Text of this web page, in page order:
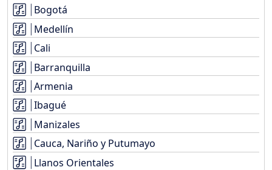
Bogotá
Medellín
Cali
Barranquilla
Armenia
Ibagué
Manizales
Cauca, Nariño y Putumayo
Llanos Orientales